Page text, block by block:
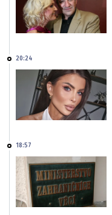
20:24
18:57